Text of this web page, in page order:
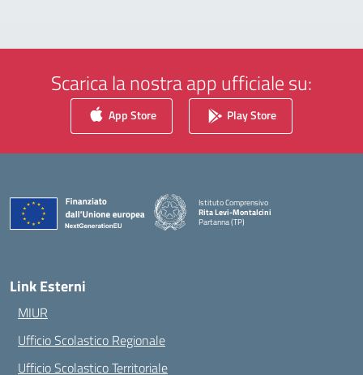
Scarica la nostra app ufficiale su:
App Store Play Store
Istituto Comprensivo
Rita Levi-Montalcini
Partanna (TP)
Link Esterni
MIUR
Ufficio Scolastico Regionale
Ufficio Scolastico Territoriale